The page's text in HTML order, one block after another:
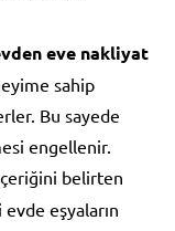
eve nakliyat
sahip
Bu sayede
engellenir.
belirten
evde eşyaların